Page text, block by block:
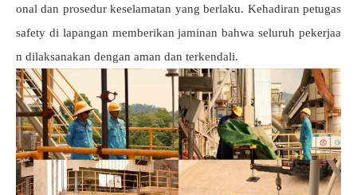
onal dan prosedur keselamatan yang berlaku. Kehadiran petugas
safety di lapangan memberikan jaminan bahwa seluruh pekerjaa
n dilaksanakan dengan aman dan terkendali.